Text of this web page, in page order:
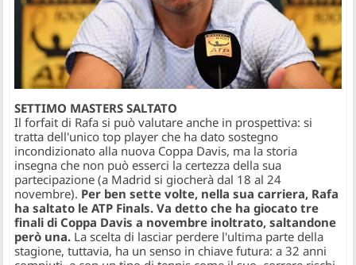
SETTIMO MASTERS SALTATO
Il forfait di Rafa si può valutare anche in prospettiva: si
tratta dell'unico top player che ha dato sostegno
incondizionato alla nuova Coppa Davis, ma la storia
insegna che non può esserci la certezza della sua
partecipazione (a Madrid si giocherà dal 18 al 24
novembre). Per ben sette volte, nella sua carriera, Rafa
ha saltato le ATP Finals. Va detto che ha giocato tre
finali di Coppa Davis a novembre inoltrato, saltandone
però una. La scelta di lasciar perdere l'ultima parte della
stagione, tuttavia, ha un senso in chiave futura: a 32 anni